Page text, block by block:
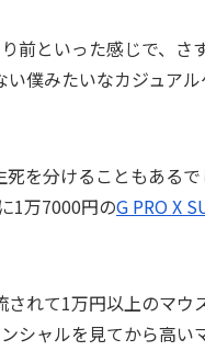
前といった感じで、さ
僕みたいなカジュア
を分けることもあるで
1万7000円のG PRO X
れて1万円以上のマウ
シャルを見てから高い